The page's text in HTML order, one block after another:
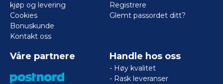
kjøp og levering
Cookies
Bonuskunde
Kontakt oss
Registrere
Glemt passordet ditt?
Våre partnere Handle hos oss
- Høy kvalitet
- Rask leveranser